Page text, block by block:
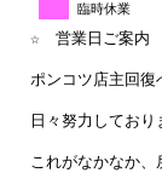
臨時休業
☆ 営業日ご案内
ポンコツ店主回復
日々努力しており
これがなかなか、